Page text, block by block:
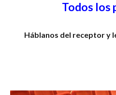
Todos los
Háblanos del receptor y